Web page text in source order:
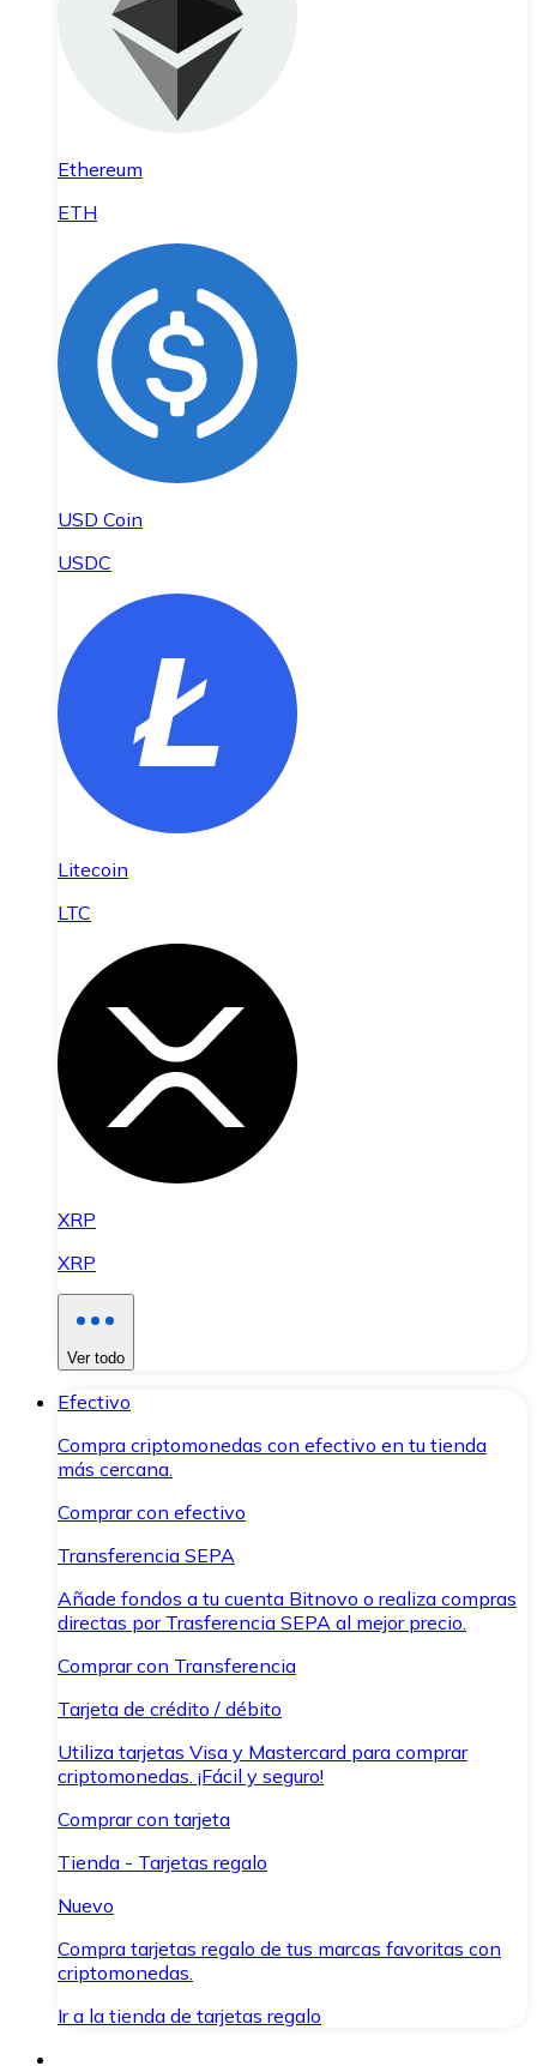
Ethereum
ETH
USD Coin
USDC
Litecoin
LTC
XRP
XRP
Ver todo
Efectivo
Compra criptomonedas con efectivo en tu tienda
más cercana.
Comprar con efectivo
Transferencia SEPA
Añade fondos a tu cuenta Bitnovo o realiza compras
directas por Trasferencia SEPA al mejor precio.
Comprar con Transferencia
Tarjeta de crédito / débito
Utiliza tarjetas Visa y Mastercard para comprar
criptomonedas. ¡Fácil y seguro!
Comprar con tarjeta
Tienda - Tarjetas regalo
Nuevo
Compra tarjetas regalo de tus marcas favoritas con
criptomonedas.
Ir a la tienda de tarjetas regalo